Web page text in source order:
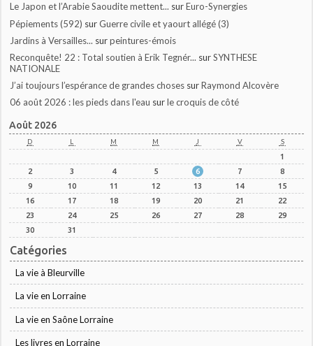
Le Japon et l’Arabie Saoudite mettent... surEuro-Synergies
Pépiements (592) surGuerre civile et yaourt allégé (3)
Jardins à Versailles... surpeintures-émois
Reconquête! 22 : Total soutien à Erik Tegnér... surSYNTHESE
NATIONALE
J’ai toujours l’espérance de grandes choses surRaymond Alcovère
06 août 2026 : les pieds dans l'eau surle croquis de côté
Août 2026
D L M M J V S
1
2
3 4 5 6 7
8
9
10 11 12 13 14
15
16
17 18 19 20 21
22
23
24 25 26 27 28
29
30
31
Catégories
La vie à Bleurville
La vie en Lorraine
La vie en Saône Lorraine
Les livres en Lorraine